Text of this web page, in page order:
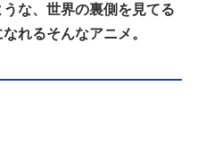
な、世界の裏側を見てる
れるそんなアニメ。